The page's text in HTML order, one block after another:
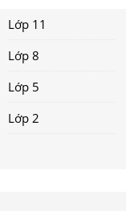
Lớp 11
Lớp 8
Lớp 5
Lớp 2